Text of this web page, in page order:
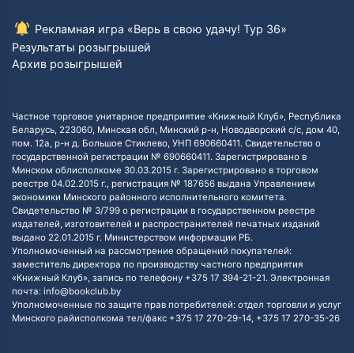
Рекламная игра «Верь в свою удачу! Тур 36»
Результаты розыгрышей
Архив розыгрышей
Частное торговое унитарное предприятие «Книжный Клуб», Республика
Беларусь, 223060, Минская обл, Минский р-н, Новодворский с/с, дом 40,
пом. 12а, р-н д. Большое Стиклево, УНП 690660411. Свидетельство о
государственной регистрации № 690660411. Зарегистрировано в
Минском облисполкоме 30.03.2015 г. Зарегистрировано в торговом
реестре 04.02.2015 г., регистрация № 187656 выдана Управлением
экономики Минского районного исполнительного комитета.
Свидетельство № 3/799 о регистрации в государственном реестре
издателей, изготовителей и распространителей печатных изданий
выдано 22.01.2015 г. Министерством информации РБ.
Уполномоченный на рассмотрение обращений покупателей:
заместитель директора по производству частного предприятия
«Книжный Клуб», запись по телефону +375 17 394-21-21. Электронная
почта: info@bookclub.by
Уполномоченные по защите прав потребителей: отдел торговли и услуг
Минского райисполкома тел/факс +375 17 270-29-14, +375 17 270-35-26